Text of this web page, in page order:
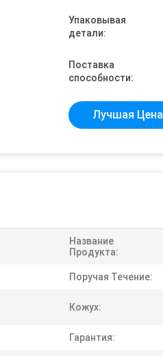
Упаковывая
детали:
Поставка
способности:
Лучшая Цена
Название
Продукта:
Поручая Течение:
Кожух:
Гарантия: